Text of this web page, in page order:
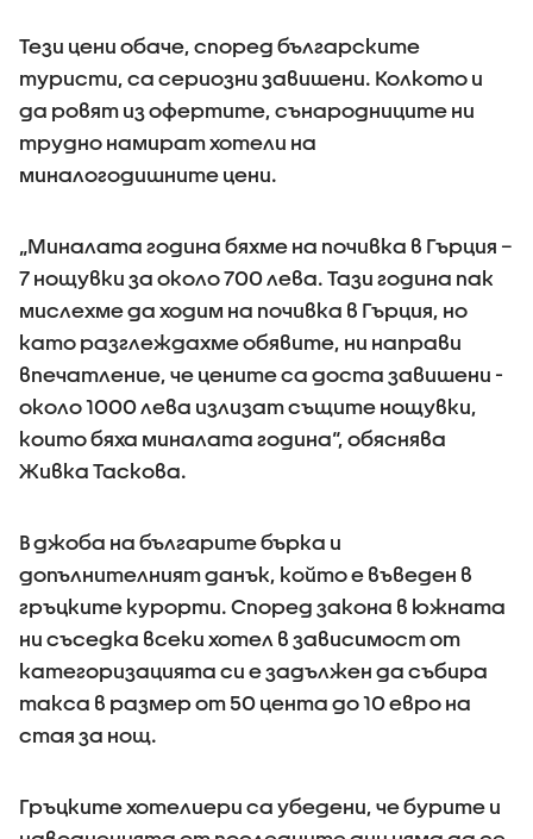
Тези цени обаче, според българските
туристи, са сериозни завишени. Колкото и
да ровят из офертите, сънародниците ни
трудно намират хотели на
миналогодишните цени.
„Миналата година бяхме на почивка в Гърция –
7 нощувки за около 700 лева. Тази година пак
мислехме да ходим на почивка в Гърция, но
като разглеждахме обявите, ни направи
впечатление, че цените са доста завишени -
около 1000 лева излизат същите нощувки,
които бяха миналата година“, обяснява
Живка Таскова.
В джоба на българите бърка и
допълнителният данък, който е въведен в
гръцките курорти. Според закона в южната
ни съседка всеки хотел в зависимост от
категоризацията си е задължен да събира
такса в размер от 50 цента до 10 евро на
стая за нощ.
Гръцките хотелиери са убедени, че бурите и